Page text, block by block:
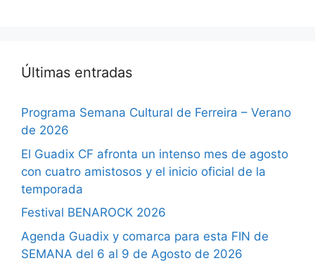
Últimas entradas
Programa Semana Cultural de Ferreira – Verano
de 2026
El Guadix CF afronta un intenso mes de agosto
con cuatro amistosos y el inicio oficial de la
temporada
Festival BENAROCK 2026
Agenda Guadix y comarca para esta FIN de
SEMANA del 6 al 9 de Agosto de 2026